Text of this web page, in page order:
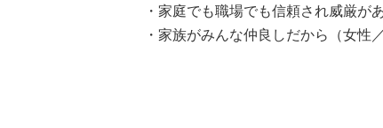
・家庭でも職場でも信頼され威厳が
・家族がみんな仲良しだから（女性